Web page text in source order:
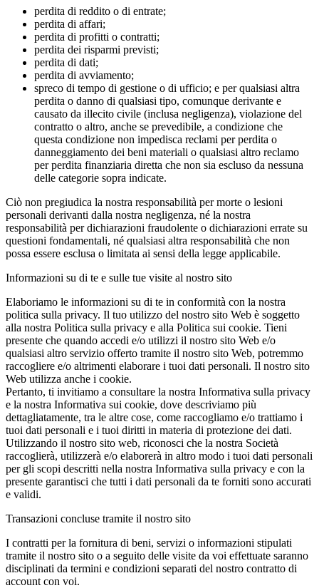
perdita di reddito o di entrate;
perdita di affari;
perdita di profitti o contratti;
perdita dei risparmi previsti;
perdita di dati;
perdita di avviamento;
spreco di tempo di gestione o di ufficio; e per qualsiasi altra
perdita o danno di qualsiasi tipo, comunque derivante e
causato da illecito civile (inclusa negligenza), violazione del
contratto o altro, anche se prevedibile, a condizione che
questa condizione non impedisca reclami per perdita o
danneggiamento dei beni materiali o qualsiasi altro reclamo
per perdita finanziaria diretta che non sia escluso da nessuna
delle categorie sopra indicate.
Ciò non pregiudica la nostra responsabilità per morte o lesioni
personali derivanti dalla nostra negligenza, né la nostra
responsabilità per dichiarazioni fraudolente o dichiarazioni errate su
questioni fondamentali, né qualsiasi altra responsabilità che non
possa essere esclusa o limitata ai sensi della legge applicabile.
Informazioni su di te e sulle tue visite al nostro sito
Elaboriamo le informazioni su di te in conformità con la nostra
politica sulla privacy. Il tuo utilizzo del nostro sito Web è soggetto
alla nostra Politica sulla privacy e alla Politica sui cookie. Tieni
presente che quando accedi e/o utilizzi il nostro sito Web e/o
qualsiasi altro servizio offerto tramite il nostro sito Web, potremmo
raccogliere e/o altrimenti elaborare i tuoi dati personali. Il nostro sito
Web utilizza anche i cookie.
Pertanto, ti invitiamo a consultare la nostra Informativa sulla privacy
e la nostra Informativa sui cookie, dove descriviamo più
dettagliatamente, tra le altre cose, come raccogliamo e/o trattiamo i
tuoi dati personali e i tuoi diritti in materia di protezione dei dati.
Utilizzando il nostro sito web, riconosci che la nostra Società
raccoglierà, utilizzerà e/o elaborerà in altro modo i tuoi dati personali
per gli scopi descritti nella nostra Informativa sulla privacy e con la
presente garantisci che tutti i dati personali da te forniti sono accurati
e validi.
Transazioni concluse tramite il nostro sito
I contratti per la fornitura di beni, servizi o informazioni stipulati
tramite il nostro sito o a seguito delle visite da voi effettuate saranno
disciplinati da termini e condizioni separati del nostro contratto di
account con voi.